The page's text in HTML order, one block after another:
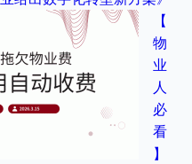
【
物
业
人
必
看
】